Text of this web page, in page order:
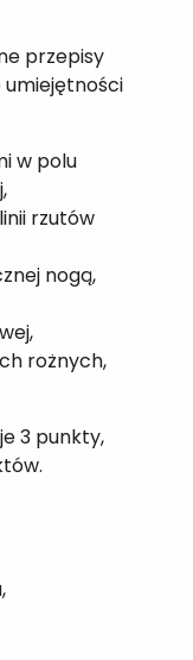
przepisy
umiejętności
w polu
rzutów
nogą,
rożnych,
3 punkty,